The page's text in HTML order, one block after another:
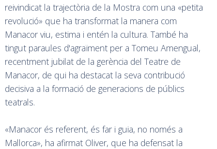
reivindicat la trajectòria de la Mostra com una «petita
revolució» que ha transformat la manera com
Manacor viu, estima i entén la cultura. També ha
tingut paraules d'agraïment per a Tomeu Amengual,
recentment jubilat de la gerència del Teatre de
Manacor, de qui ha destacat la seva contribució
decisiva a la formació de generacions de públics
teatrals.
«Manacor és referent, és far i guia, no només a
Mallorca», ha afirmat Oliver, que ha defensat la